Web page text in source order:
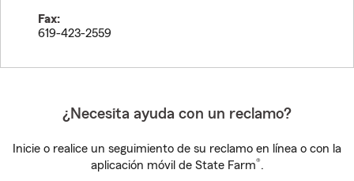
Fax:
619-423-2559
¿Necesita ayuda con un reclamo?
Inicie o realice un seguimiento de su reclamo en línea o con la
aplicación móvil de State Farm®.